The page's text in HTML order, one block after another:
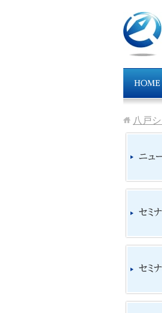
八戸